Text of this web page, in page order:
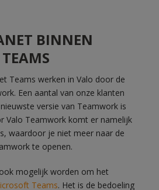
BINNEN
Teams werken in Valo door de
Een aantal van onze klanten
versie van Teamwork is
Valo Teamwork komt er namelijk
waardoor je niet meer naar de
te openen.
mogelijk worden om het
Teams. Het is de bedoeling